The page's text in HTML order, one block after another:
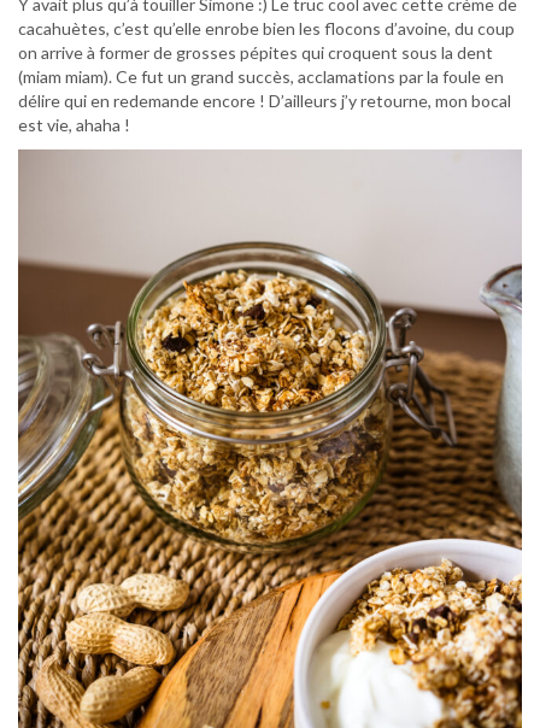
cacahuètes, c’est qu’elle enrobe bien les flocons d’avoine, du coup
on arrive à former de grosses pépites qui croquent sous la dent
(miam miam). Ce fut un grand succès, acclamations par la foule en
délire qui en redemande encore ! D’ailleurs j’y retourne, mon bocal
est vie, ahaha !